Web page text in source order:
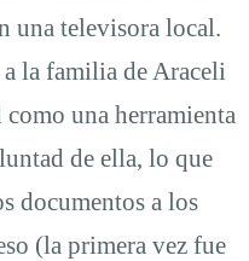
una televisora local.
la familia de Araceli
una herramienta
de ella, lo que
documentos a los
(la primera vez fue